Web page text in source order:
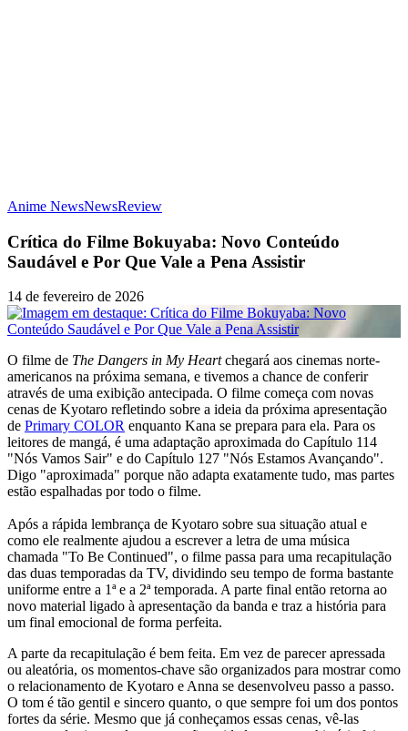
Anime NewsNewsReview
Crítica do Filme Bokuyaba: Novo Conteúdo
Saudável e Por Que Vale a Pena Assistir
14 de fevereiro de 2026
O filme de The Dangers in My Heartchegará aos cinemas norte-
americanos na próxima semana, e tivemos a chance de conferir
através de uma exibição antecipada. O filme começa com novas
cenas de Kyotaro refletindo sobre a ideia da próxima apresentação
de Primary COLOR enquanto Kana se prepara para ela. Para os
leitores de mangá, é uma adaptação aproximada do Capítulo 114
"Nós Vamos Sair" e do Capítulo 127 "Nós Estamos Avançando".
Digo "aproximada" porque não adapta exatamente tudo, mas partes
estão espalhadas por todo o filme.
Após a rápida lembrança de Kyotaro sobre sua situação atual e
como ele realmente ajudou a escrever a letra de uma música
chamada "To Be Continued", o filme passa para uma recapitulação
das duas temporadas da TV, dividindo seu tempo de forma bastante
uniforme entre a 1ª e a 2ª temporada. A parte final então retorna ao
novo material ligado à apresentação da banda e traz a história para
um final emocional de forma perfeita.
A parte da recapitulação é bem feita. Em vez de parecer apressada
ou aleatória, os momentos-chave são organizados para mostrar como
o relacionamento de Kyotaro e Anna se desenvolveu passo a passo.
O tom é tão gentil e sincero quanto, o que sempre foi um dos pontos
fortes da série. Mesmo que já conheçamos essas cenas, vê-las